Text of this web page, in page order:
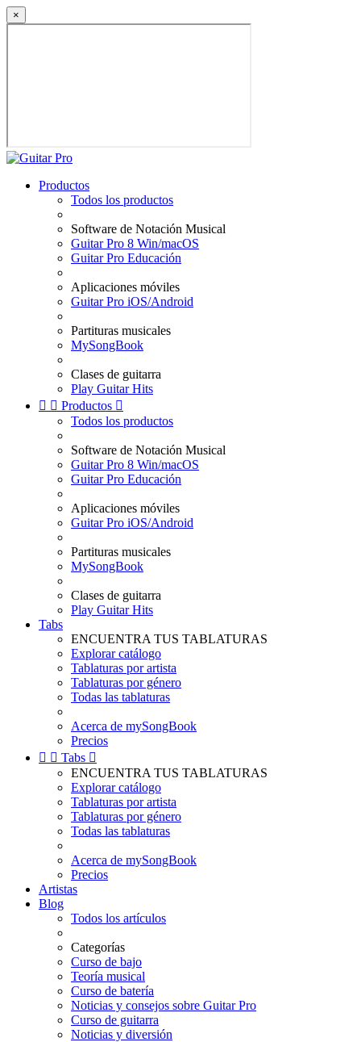
×
Productos
Todos los productos
Software de Notación Musical
Guitar Pro 8 Win/macOS
Guitar Pro Educación
Aplicaciones móviles
Guitar Pro iOS/Android
Partituras musicales
MySongBook
Clases de guitarra
Play Guitar Hits
  Productos 
Todos los productos
Software de Notación Musical
Guitar Pro 8 Win/macOS
Guitar Pro Educación
Aplicaciones móviles
Guitar Pro iOS/Android
Partituras musicales
MySongBook
Clases de guitarra
Play Guitar Hits
Tabs
ENCUENTRA TUS TABLATURAS
Explorar catálogo
Tablaturas por artista
Tablaturas por género
Todas las tablaturas
Acerca de mySongBook
Precios
  Tabs 
ENCUENTRA TUS TABLATURAS
Explorar catálogo
Tablaturas por artista
Tablaturas por género
Todas las tablaturas
Acerca de mySongBook
Precios
Artistas
Blog
Todos los artículos
Categorías
Curso de bajo
Teoría musical
Curso de batería
Noticias y consejos sobre Guitar Pro
Curso de guitarra
Noticias y diversión